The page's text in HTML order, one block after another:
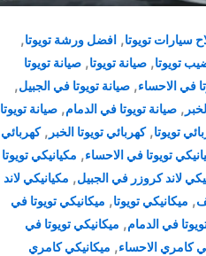
سيارات تويوتا, افضل ورشة تويوتا,
تويوتا, صيانة تويوتا, صيانة تويوتا
في الاحساء, صيانة تويوتا في الجبيل,
, صيانة تويوتا في الدمام, صيانة تويوتا
تويوتا,كهربائي تويوتا الخبر ,كهربائي
تويوتا في الاحساء, مكيانيكي تويوتا
لاند كروزر في الجبيل, مكيانيكي لاند
, ميكانيكي تويوتا, ميكانيكي تويوتا في
في الدمام, ميكانيكي تويوتا في
كامري الاحساء, ميكانيكي كامري